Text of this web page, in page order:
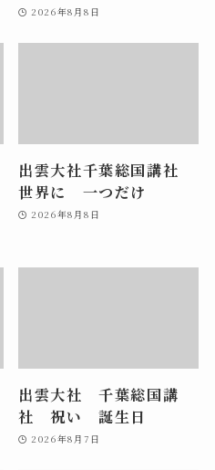
2026年8月8日
出雲大社千葉総国講社
世界に 一つだけ
2026年8月8日
出雲大社 千葉総国講
社 祝い 誕生日
2026年8月7日